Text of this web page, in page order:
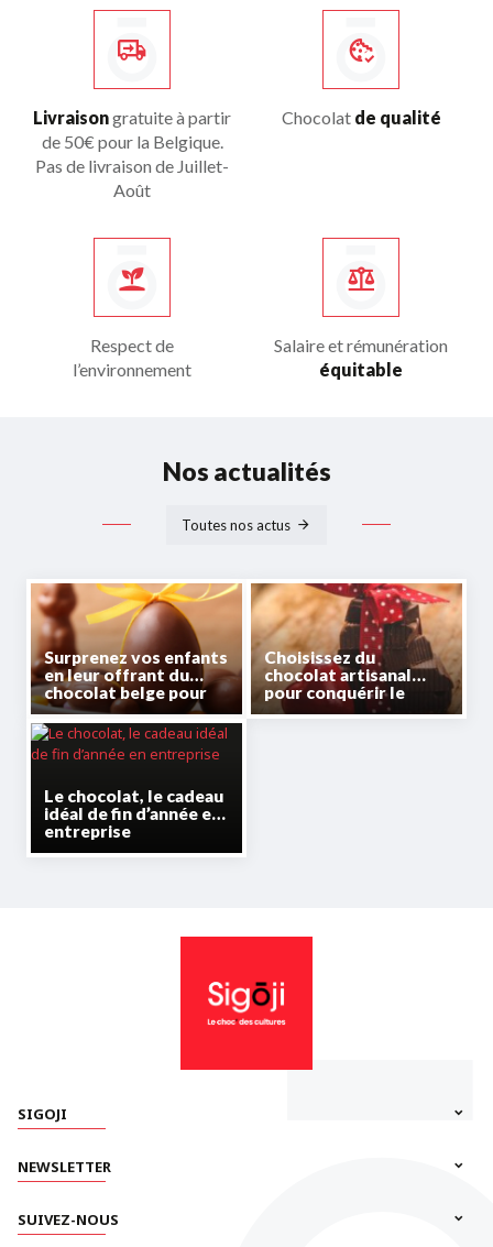
Livraisongratuite à partir
de 50€ pour la Belgique.
Pas de livraison de Juillet-
Août
Chocolat de qualité
Respect de
l’environnement
Salaire et rémunération
équitable
Nos actualités
Toutes nos actus
Surprenez vos enfants
en leur offrant du
chocolat belge pour
Pâques
Choisissez du
chocolat artisanal
pour conquérir le
cœur de votre
Le chocolat, le cadeau
idéal de fin d’année en
entreprise
NEWSLETTER
SUIVEZ-NOUS
SIGOJI